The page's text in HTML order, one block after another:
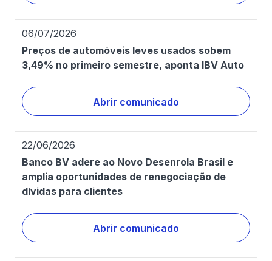
06/07/2026
Preços de automóveis leves usados sobem
3,49% no primeiro semestre, aponta IBV Auto
Abrir comunicado
22/06/2026
Banco BV adere ao Novo Desenrola Brasil e
amplia oportunidades de renegociação de
dívidas para clientes
Abrir comunicado